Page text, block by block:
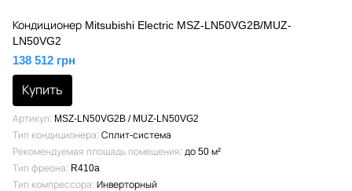
Кондиционер Mitsubishi Electric MSZ-LN50VG2B/MUZ-
LN50VG2
138 512 грн
Купить
Артикул
MSZ-LN50VG2B / MUZ-LN50VG2
Тип кондиционера Сплит-система
Рекомендуемая площадь помещения до 50 м²
Тип фреона
R410a
Тип компрессора Инверторный